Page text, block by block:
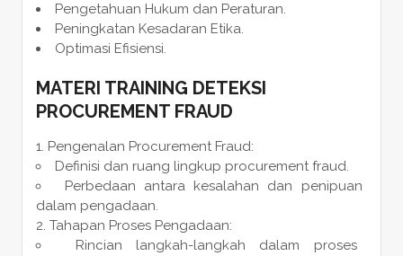
Pengetahuan Hukum dan Peraturan.
Peningkatan Kesadaran Etika.
Optimasi Efisiensi.
MATERI TRAINING DETEKSI
PROCUREMENT FRAUD
Pengenalan Procurement Fraud:
Definisi dan ruang lingkup procurement fraud.
Perbedaan antara kesalahan dan penipuan
dalam pengadaan.
Tahapan Proses Pengadaan:
Rincian langkah-langkah dalam proses